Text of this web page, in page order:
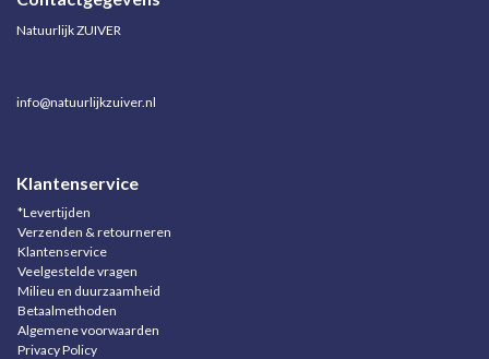
Natuurlijk ZUIVER
info@natuurlijkzuiver.nl
Klantenservice
*Levertijden
Verzenden & retourneren
Klantenservice
Veelgestelde vragen
Milieu en duurzaamheid
Betaalmethoden
Algemene voorwaarden
Privacy Policy